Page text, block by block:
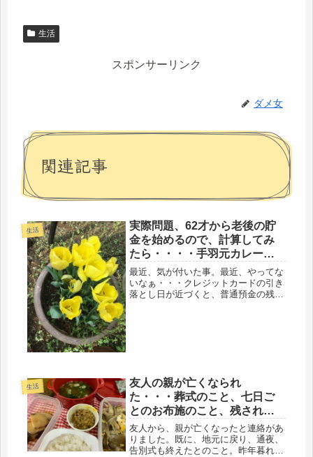
生活
スポンサーリンク
ダメ女
関連記事
生活
実際問題、62才から老後の貯
金を始めるので、計算してみ
たら・・・・手羽元カレー、
サラダ弁当
最近、気が付いた事。最近、やってな
いなぁ・・・クレジットカードの引き
落とし日が近づくと、普通預金の残高
生活
友人の親が亡くなられ
た・・・葬式のこと、七日ご
とのお布施のこと、残された
家族のこと、喪服のこと
友人から、親が亡くなったと連絡があ
りました。既に、地元に戻り、通夜、
告別式も終えたとのこと。昨年暮れよ